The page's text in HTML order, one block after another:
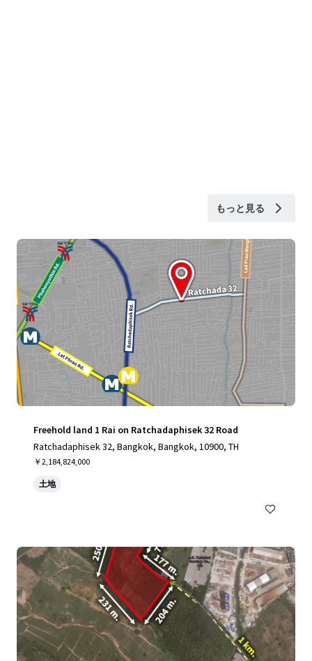
もっと見る
Freehold land 1 Rai on Ratchadaphisek 32 Road
Ratchadaphisek 32, Bangkok, Bangkok, 10900, TH
￥2,184,824,000
土地